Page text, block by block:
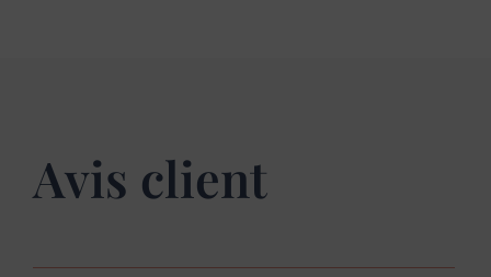
Avis client